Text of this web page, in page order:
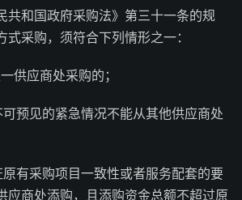
和国政府采购法》第三十一条的规
式采购，须符合下列情形之一：
应商处采购的；
见的紧急情况不能从其他供应商处
采购项目一致性或者服务配套的要
应商处添购，且添购资金总额不超过原